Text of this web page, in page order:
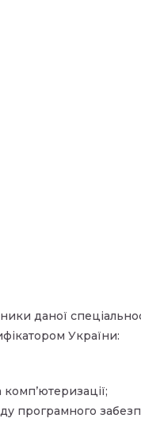
даної
України:
програмного